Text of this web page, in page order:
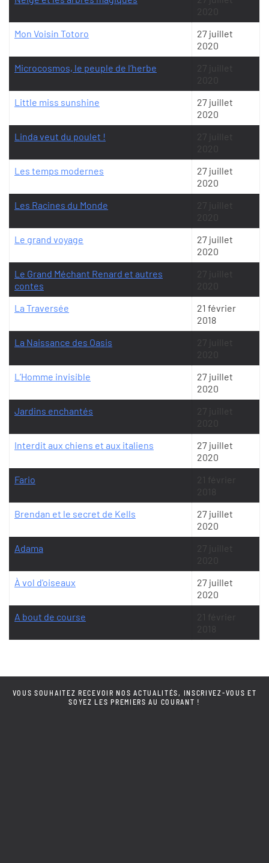
2020
Mon Voisin Totoro
27 juillet
2020
Microcosmos, le peuple de l’herbe
27 juillet
2020
Little miss sunshine
27 juillet
2020
Linda veut du poulet !
27 juillet
2020
Les temps modernes
27 juillet
2020
Les Racines du Monde
27 juillet
2020
Le grand voyage
27 juillet
2020
Le Grand Méchant Renard et autres
contes
27 juillet
2020
La Traversée
21 février
2018
La Naissance des Oasis
27 juillet
2020
L’Homme invisible
27 juillet
2020
Jardins enchantés
27 juillet
2020
Interdit aux chiens et aux italiens
27 juillet
2020
Fario
21 février
2018
Brendan et le secret de Kells
27 juillet
2020
Adama
27 juillet
2020
À vol d'oiseaux
27 juillet
2020
A bout de course
21 février
2018
VOUS SOUHAITEZ RECEVOIR NOS ACTUALITÉS, INSCRIVEZ-VOUS ET
SOYEZ LES PREMIERS AU COURANT !